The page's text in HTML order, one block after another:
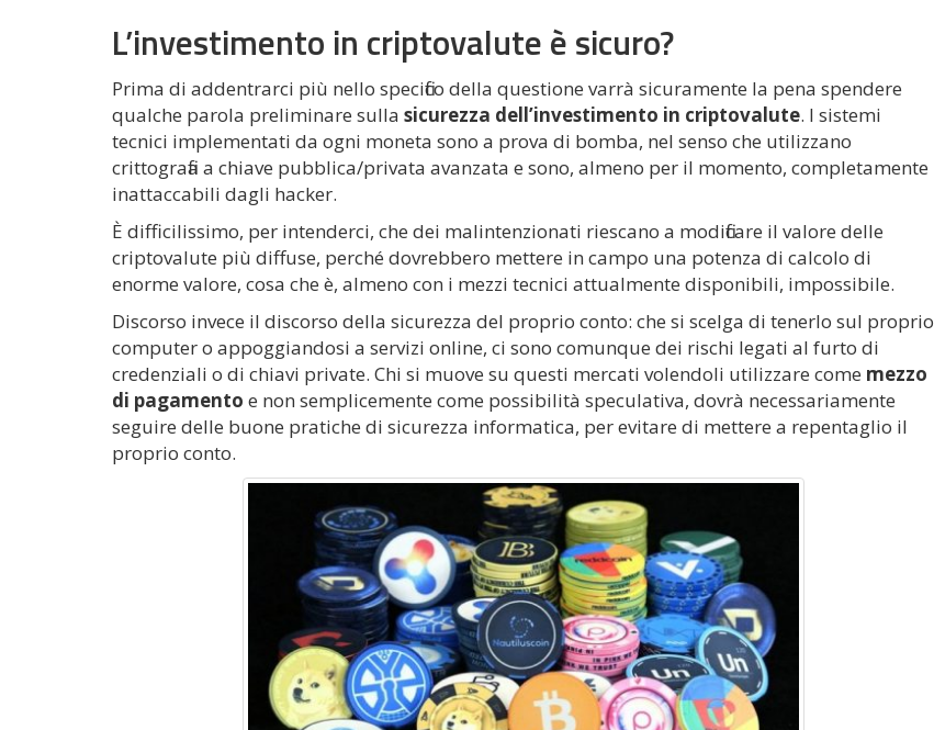
L’investimento in criptovalute è sicuro?
Prima di addentrarci più nello specifico della questione varrà sicuramente la pena spendere
qualche parola preliminare sulla sicurezza dell’investimento in criptovalute. I sistemi
tecnici implementati da ogni moneta sono a prova di bomba, nel senso che utilizzano
crittografia a chiave pubblica/privata avanzata e sono, almeno per il momento, completamente
inattaccabili dagli hacker.
È difficilissimo, per intenderci, che dei malintenzionati riescano a modificare il valore delle
criptovalute più diffuse, perché dovrebbero mettere in campo una potenza di calcolo di
enorme valore, cosa che è, almeno con i mezzi tecnici attualmente disponibili, impossibile.
Discorso invece il discorso della sicurezza del proprio conto: che si scelga di tenerlo sul proprio
computer o appoggiandosi a servizi online, ci sono comunque dei rischi legati al furto di
credenziali o di chiavi private. Chi si muove su questi mercati volendoli utilizzare come mezzo
di pagamento e non semplicemente come possibilità speculativa, dovrà necessariamente
seguire delle buone pratiche di sicurezza informatica, per evitare di mettere a repentaglio il
proprio conto.